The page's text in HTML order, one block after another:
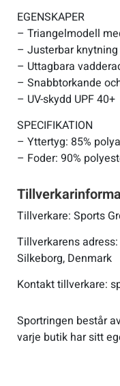
EGENSKAPER
– Triangelmodell
– Justerbar
– Uttagbara
– Snabbtorkande
– UV-skydd UPF 40+
SPECIFIKATION
– Yttertyg: 85%
– Foder: 90%
Tillverkare: Sports
Tillverkarens
Silkeborg, Denmark
Kontakt tillverkare:
Sportringen består
varje butik har sitt